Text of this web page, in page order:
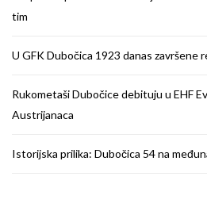
tim
U GFK Dubočica 1923 danas završene
Rukometaši Dubočice debituju u EHF
Austrijanaca
Istorijska prilika: Dubočica 54 na